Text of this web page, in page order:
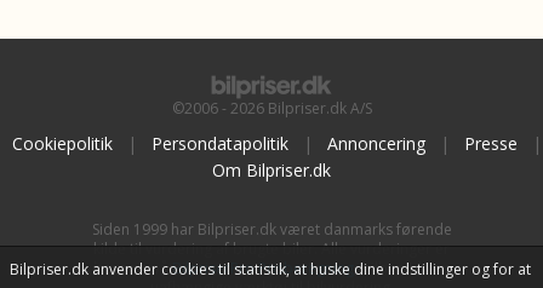
©2006 - 2026 Bilpriser.dk A/S
Cookiepolitik | Persondatapolitik | Annoncering | Presse
|
Om Bilpriser.dk
Siden 1999 har Bilpriser.dk været danmarks førende
kilde til vurdering af brugte biler. Alle vurderinger er
baseret påBilpriserPro Prisberegning , bilbranchens
Bilpriser.dk anvender cookies til statistik, at huske dine indstillinger og for at